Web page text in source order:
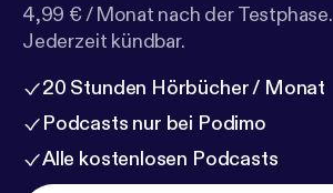
4,99 € / Monat nach der Testphase.
Jederzeit kündbar.
20 Stunden Hörbücher / Monat
Podcasts nur bei Podimo
Alle kostenlosen Podcasts